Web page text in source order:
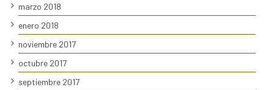
marzo 2018
enero 2018
noviembre 2017
octubre 2017
septiembre 2017